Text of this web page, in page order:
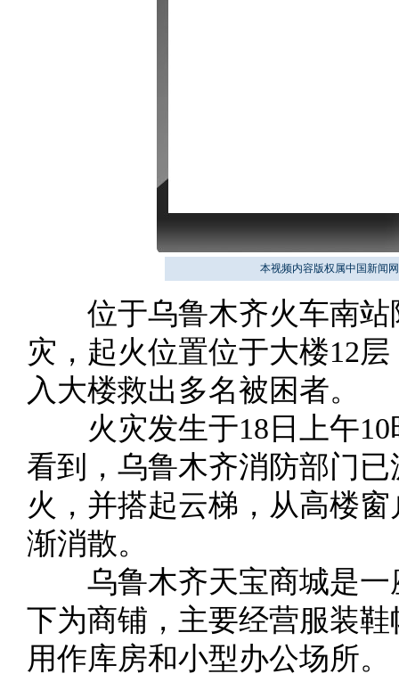
本视频内容版权属中国新闻
位于乌鲁木齐火车南站
灾，起火位置位于大楼12
入大楼救出多名被困者。
火灾发生于18日上午10
看到，乌鲁木齐消防部门
火，并搭起云梯，从高楼
渐消散。
乌鲁木齐天宝商城是一
下为商铺，主要经营服装
用作库房和小型办公场所